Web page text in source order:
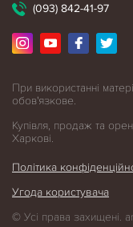
(093) 842-41-97
При використанні
обов'язкове.
Купівля, продаж та
Харкові.
Політика
Угода користувача
© Усі права захищені.